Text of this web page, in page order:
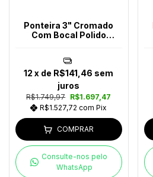
Ponteira 3" Cromado
Com Bocal Polido
R$1.749,97 R$1.697,47
R$1.527,72com Pix
12 x de R$141,46 sem
juros
COMPRAR
Consulte-nos pelo
WhatsApp